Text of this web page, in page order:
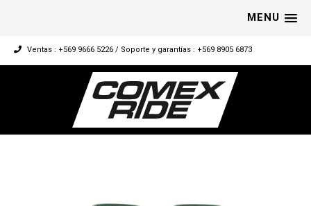
MENU
Ventas : +569 9666 5226 / Soporte y garantías : +569 8905 6873